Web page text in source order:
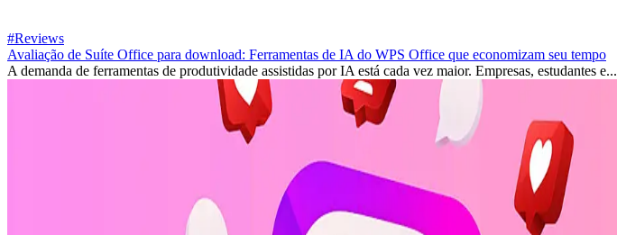
#Reviews
Avaliação de Suíte Office para download: Ferramentas de IA do WPS Office que economizam seu tempo
A demanda de ferramentas de produtividade assistidas por IA está cada vez maior. Empresas, estudantes e...